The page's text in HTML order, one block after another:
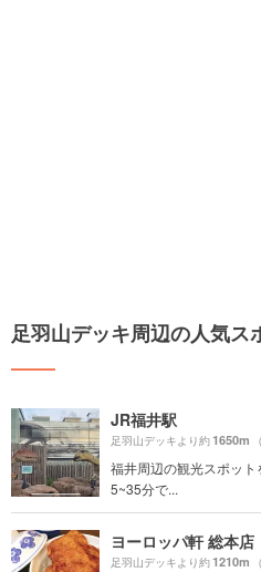
足羽山デッキ周辺の人気ス
JR福井駅
足羽山デッキより約1650m
福井周辺の観光スポッ
5~35分で...
ヨーロッパ軒 総本店
足羽山デッキより約1210m